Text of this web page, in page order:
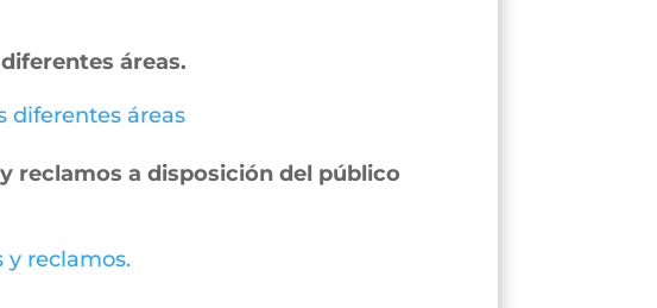
áreas.
diferentes áreas
reclamos a disposición del público
y reclamos.